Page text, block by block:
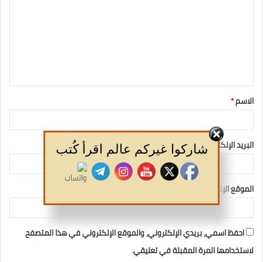
الاسم*
البريد الإلكتروني
الموقع الإلكتروني
احفظ اسمي، بريدي الإلكتروني، والموقع الإلكتروني في هذا المتصفح
لاستخدامها المرة المقبلة في تعليقي.
شاركوا غيركم عالم اقرأ كُتب